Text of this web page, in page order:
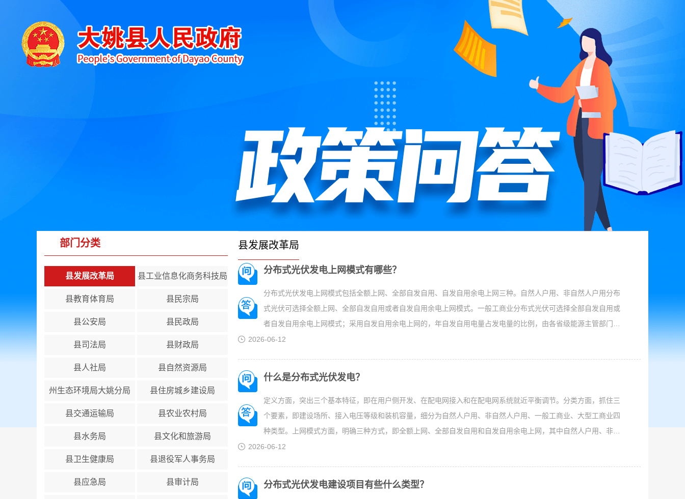
部门分类
县发展改革局 县工业信息化商务科技局
县教育体育局 县民宗局
县公安局 县民政局
县司法局 县财政局
县人社局 县自然资源局
州生态环境局大姚分局 县住房城乡建设局
县交通运输局 县农业农村局
县水务局 县文化和旅游局
县卫生健康局 县退役军人事务局
县应急局 县审计局
县发展改革局
分布式光伏发电上网模式有哪些？
分布式光伏发电上网模式包括全额上网、全部自发自用、自发自用余电上网三种。自然人户用、非自然人户用分布
式光伏可选择全额上网、全部自发自用或者自发自用余电上网模式。一般工商业分布式光伏可选择全部自发自用或
者自发自用余电上网模式；采用自发自用余电上网的，年自发自用电量占发电量的比例，由各省级能源主管部门结
合实际确定。大型工商业分布式光伏原则上选择全部自发自用模式；在电力现货市场连续运行地区，大型工商业分
2026-06-12
什么是分布式光伏发电？
定义方面，突出三个基本特征，即在用户侧开发、在配电网接入和在配电网系统就近平衡调节。分类方面，抓住三
个要素，即建设场所、接入电压等级和装机容量，细分为自然人户用、非自然人户用、一般工商业、大型工商业四
种类型。上网模式方面，明确三种方式，即全额上网、全部自发自用和自发自用余电上网，其中自然人户用、非自
然人户用可选择三种模式的任一种，一般工商业可在全部自发自用和自发自用余电上网模式中二选一，采用自发自
2026-06-12
分布式光伏发电建设项目有些什么类型？